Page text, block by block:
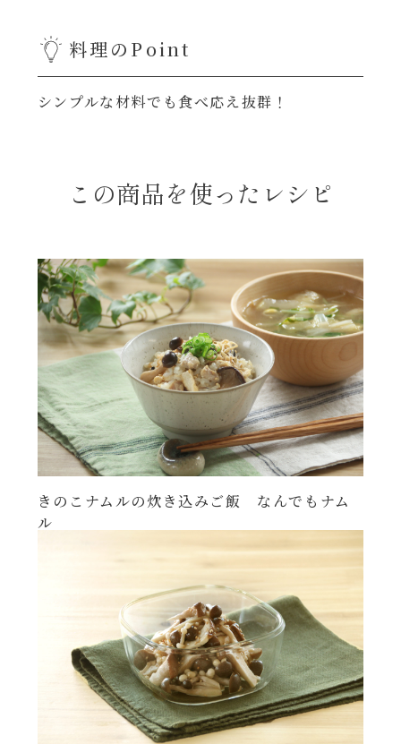
年末年始
その他
料理のPoint
シンプルな材料でも食べ応え抜群！
この商品を使ったレシピ
きのこナムルの炊き込みご飯 なんでもナム
ル